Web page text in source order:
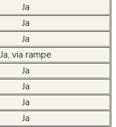
Ja
Ja
Ja
Ja, via rampe
Ja
Ja
Ja
Ja